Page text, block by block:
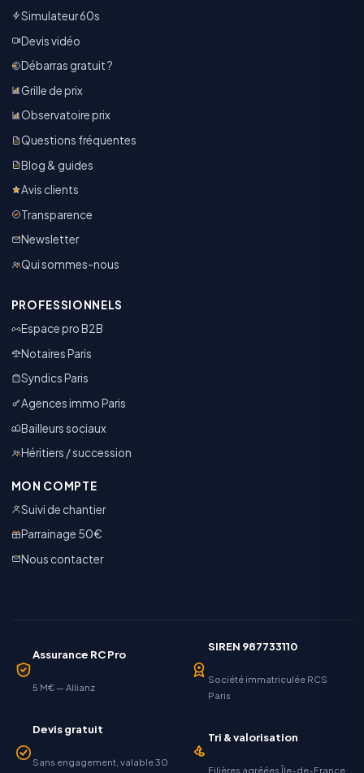
Simulateur 60s
Devis vidéo
Débarras gratuit ?
Grille de prix
Observatoire prix
Questions fréquentes
Blog & guides
Avis clients
Transparence
Newsletter
Qui sommes-nous
PROFESSIONNELS
Espace pro B2B
Notaires Paris
Syndics Paris
Agences immo Paris
Bailleurs sociaux
Héritiers / succession
MON COMPTE
Suivi de chantier
Parrainage 50€
Nous contacter
Assurance RC Pro
5 M€ — Allianz
SIREN 987733110
Société immatriculée RCS
Paris
Devis gratuit
Sans engagement, valable 30
Tri & valorisation
Filières agréées Île-de-France